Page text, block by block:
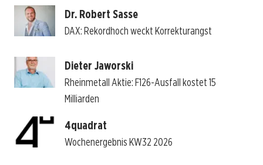
Dr. Robert Sasse
DAX: Rekordhoch weckt Korrekturangst
Dieter Jaworski
Rheinmetall Aktie: F126-Ausfall kostet 15
Milliarden
4quadrat
Wochenergebnis KW32 2026